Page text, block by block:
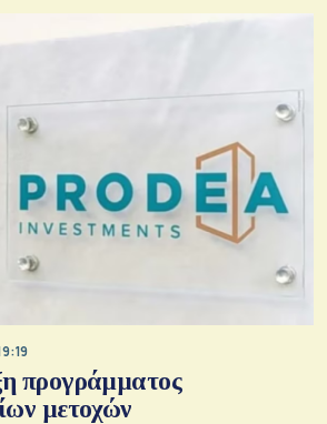
προγράμματος
μετοχών